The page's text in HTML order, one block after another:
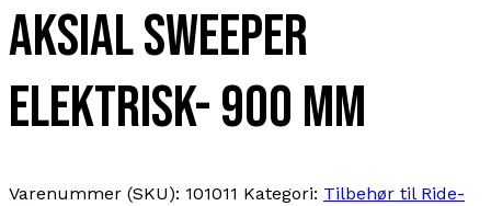
Aksial Sweeper
elektrisk- 900 mm
Varenummer (SKU): 101011 Kategori: Tilbehør til Ride-